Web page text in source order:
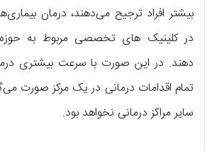
بیشتر افراد ترجیح می‌دهند، درمان
در کلینیک های تخصصی مربوط به
دهند. در این صورت با سرعت بیشتری
تمام اقدامات درمانی در یک مرکز صورت
سایر مراکز درمانی نخواهد بود.